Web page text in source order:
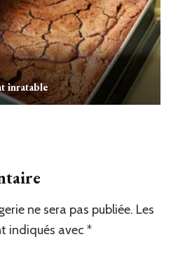
inratable
ne sera pas publiée. Les
indiqués avec *